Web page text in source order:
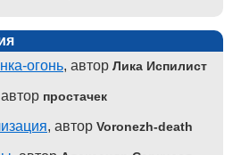
огонь, автор Лика Испилист
простачек
, автор Voronezh-death